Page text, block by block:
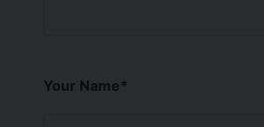
Your Name*